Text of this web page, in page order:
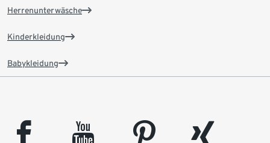
Herrenunterwäsche
Kinderkleidung
Babykleidung
facebook youtube pinterest
xing